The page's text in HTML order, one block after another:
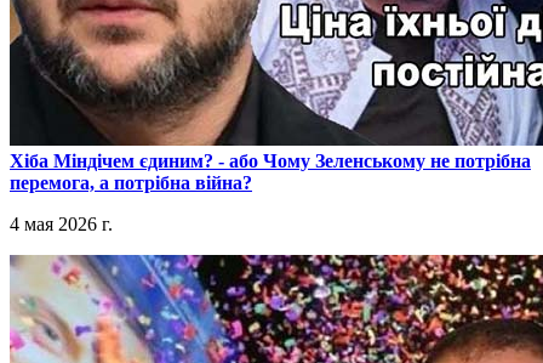
​Хіба Міндічем єдиним? - або Чому Зеленському не потрібна
перемога, а потрібна війна?
4 мая 2026 г.